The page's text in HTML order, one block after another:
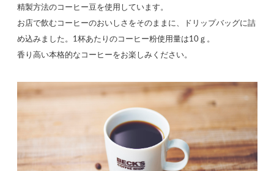
精製方法のコーヒー豆を使用しています。
お店で飲むコーヒーのおいしさをそのままに、ドリップバッグに詰
め込みました。1杯あたりのコーヒー粉使用量は10ｇ。
香り高い本格的なコーヒーをお楽しみください。